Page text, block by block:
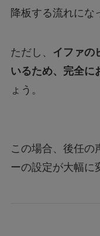
降板する流れにな
ただし、 イファの
いるため、完全に
ょう。
この場合、後任の
ーの設定が大幅に